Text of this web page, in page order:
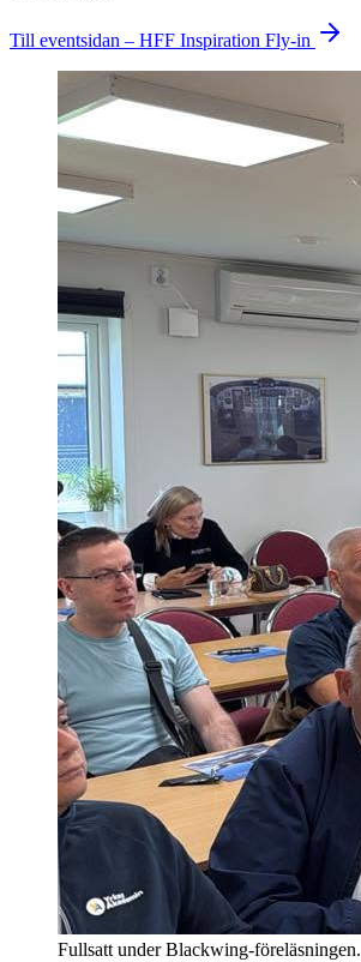
Till eventsidan – HFF Inspiration Fly-in
Fullsatt under Blackwing-föreläsningen.